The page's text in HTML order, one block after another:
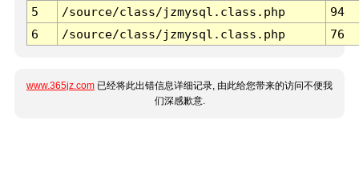
5
/source/class/jzmysql.class.php
94
6
/source/class/jzmysql.class.php 76
www.365jz.com 已经将此出错信息详细记录, 由此给您带来的访问不便我
们深感歉意.